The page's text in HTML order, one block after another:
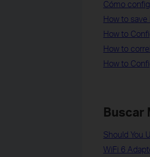
Cómo
How to
How to
How to
How to
Buscar
Should You
WiFi 6